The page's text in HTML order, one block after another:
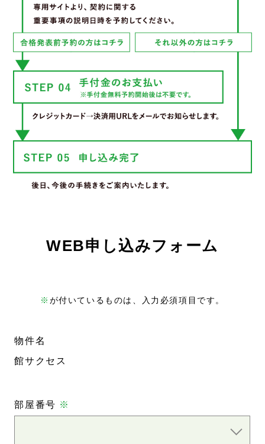
WEB申し込みフォーム
※ が付いているものは、入力必須項目です。
物件名
館サクセス
部屋番号 ※